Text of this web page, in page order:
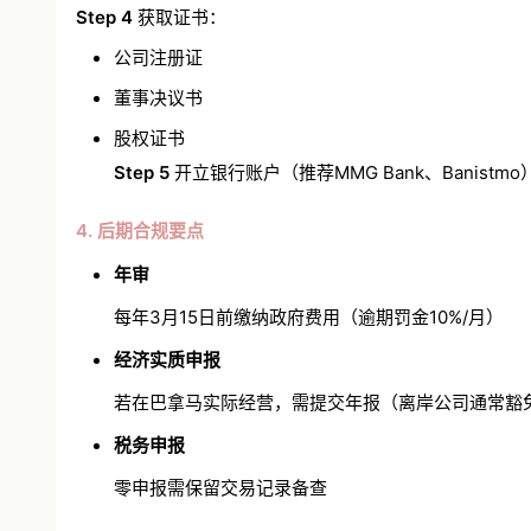
Step 4 获取证书：
公司注册证
董事决议书
股权证书
Step 5 开立银行账户（推荐MMG Bank、Banistmo
4. 后期合规要点
年审
每年3月15日前缴纳政府费用（逾期罚金10%/月）
经济实质申报
若在巴拿马实际经营，需提交年报（离岸公司通常豁
税务申报
零申报需保留交易记录备查